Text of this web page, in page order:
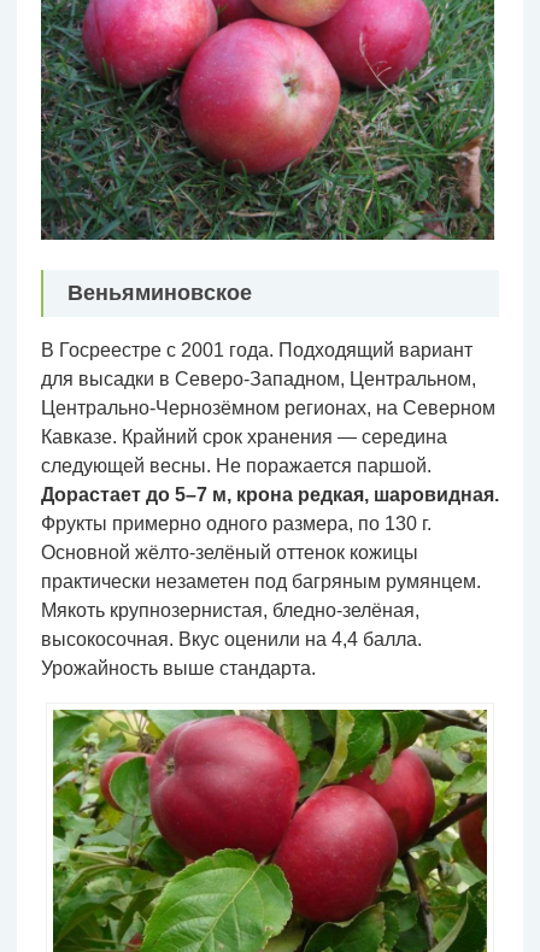
Веньяминовское
В Госреестре с 2001 года. Подходящий вариант
для высадки в Северо-Западном, Центральном,
Центрально-Чернозёмном регионах, на Северном
Кавказе. Крайний срок хранения — середина
следующей весны. Не поражается паршой.
Дорастает до 5–7 м, крона редкая, шаровидная.
Фрукты примерно одного размера, по 130 г.
Основной жёлто-зелёный оттенок кожицы
практически незаметен под багряным румянцем.
Мякоть крупнозернистая, бледно-зелёная,
высокосочная. Вкус оценили на 4,4 балла.
Урожайность выше стандарта.